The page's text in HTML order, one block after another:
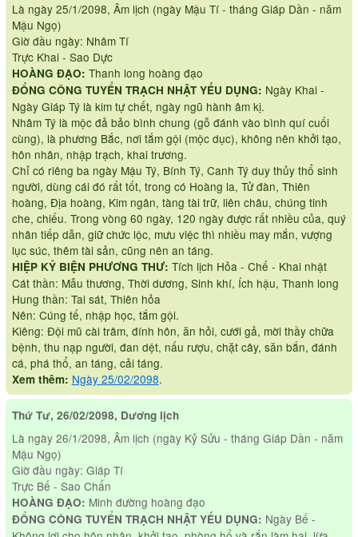
Là ngày 25/1/2098, Âm lịch (ngày Mậu Tí - tháng Giáp Dần - năm
Mậu Ngọ)
Giờ đầu ngày: Nhâm Tí
Trực Khai - Sao Dực
HOÀNG ĐẠO: Thanh long hoàng đạo
ĐỔNG CÔNG TUYỂN TRẠCH NHẬT YẾU DỤNG: Ngày Khai -
Ngày Giáp Tý là kim tự chết, ngày ngũ hành âm kị.
Nhâm Tý là mộc đả bảo bình chung (gỗ đánh vào bình quí cuối
cùng), là phương Bắc, nơi tắm gội (mộc dục), không nên khởi tạo,
hôn nhân, nhập trạch, khai trương.
Chỉ có riêng ba ngày Mậu Tý, Bính Tý, Canh Tý duy thủy thổ sinh
người, dùng cái đó rất tốt, trong có Hoàng la, Tử đàn, Thiên
hoàng, Địa hoàng, Kim ngân, tàng tài trữ, liên châu, chúng tinh
che, chiếu. Trong vòng 60 ngày, 120 ngày được rất nhiều của, quý
nhân tiếp dẫn, giữ chức lộc, mưu việc thì nhiều may mắn, vượng
lục súc, thêm tài sản, cũng nên an táng.
HIỆP KỶ BIỆN PHƯƠNG THƯ: Tích lịch Hỏa - Chế - Khai nhật
Cát thần: Mẫu thương, Thời dương, Sinh khí, Ích hậu, Thanh long
Hung thần: Tai sát, Thiên hỏa
Nên: Cúng tế, nhập học, tắm gội.
Kiêng: Đội mũ cài trâm, đính hôn, ăn hỏi, cưới gả, mời thầy chữa
bệnh, thu nạp người, đan dệt, nấu rượu, chặt cây, săn bắn, đánh
cá, phá thổ, an táng, cải táng.
Xem thêm: Ngày 25/02/2098.
Thứ Tư, 26/02/2098, Dương lịch
Là ngày 26/1/2098, Âm lịch (ngày Kỷ Sửu - tháng Giáp Dần - năm
Mậu Ngọ)
Giờ đầu ngày: Giáp Tí
Trực Bế - Sao Chẩn
HOÀNG ĐẠO: Minh đường hoàng đạo
ĐỔNG CÔNG TUYỂN TRẠCH NHẬT YẾU DỤNG: Ngày Bế -